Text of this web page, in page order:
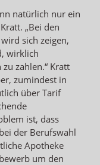
natürlich nur ein
„Bei den
sich zeigen,
wirklich
zahlen.“ Kratt
zumindest in
über Tarif
ist, dass
der Berufswahl
Apotheke
um den